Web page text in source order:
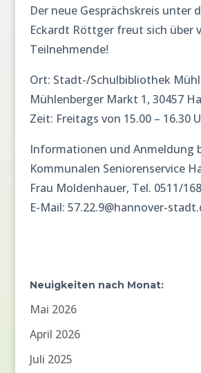
Der neue Gesprächskreis unter
Eckardt Röttger freut sich über
Teilnehmende!
Ort: Stadt-/Schulbibliothek
Mühlenberger Markt 1, 30457
Zeit: Freitags von 15.00 – 16.30
Informationen und Anmeldung
Kommunalen Seniorenservice
Frau Moldenhauer, Tel. 0511/
E-Mail: 57.22.9@hannover-
Neuigkeiten nach Monat:
Mai 2026
April 2026
Juli 2025